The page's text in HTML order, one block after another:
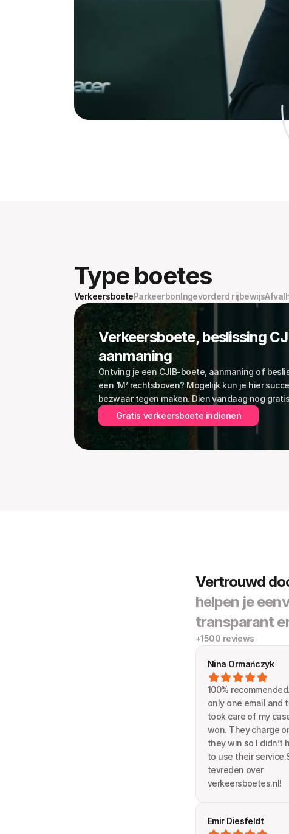
Type boetes
VerkeersboeteParkeerbonIngevorderd rijbewijs
Verkeersboete, beslissing
aanmaning
Ontving je een CJIB-boete, aanmaning of
een ‘M’ rechtsboven? Mogelijk kun je hier
bezwaar tegen maken. Dien vandaag nog
Gratis verkeersboete indienen
Vertrouwd
helpen je
transparant
+1500 reviews
Nina Ormańczyk
100%
only one email and
took care of my
won. They charge
they win so I didn’t
to use their
tevreden over
verkeersboetes.nl!
Emir Diesfeldt